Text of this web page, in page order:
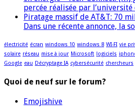
percée réalisée par l’université
Piratage massif de AT&T: 70
Dans une récente annonce, la
électricité écran windows 10 windows 8 WI-FI vie
solaire réseau mise à jour Microsoft logiciels
Google eau Décryptage IA cybersécurité chercheurs
Quoi de neuf sur le forum?
Emojishive